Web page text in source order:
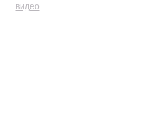
видео